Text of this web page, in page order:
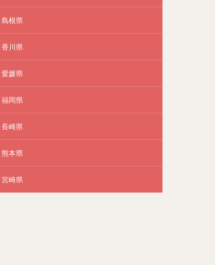
島根県
香川県
愛媛県
福岡県
長崎県
熊本県
宮崎県